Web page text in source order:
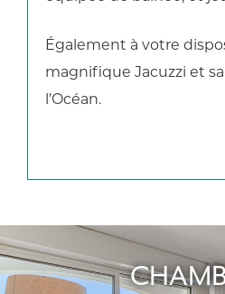
Également à votre
magnifique Jacuzzi et
l’Océan.